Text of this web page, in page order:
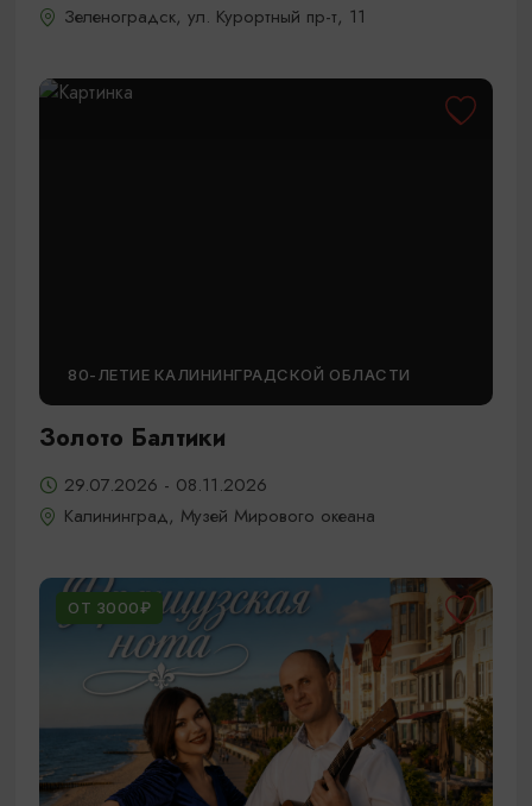
Зеленоградск, ул. Курортный пр-т, 11
80-ЛЕТИЕ КАЛИНИНГРАДСКОЙ ОБЛАСТИ
Золото Балтики
29.07.2026 - 08.11.2026
Калининград, Музей Мирового океана
ОТ 3000₽